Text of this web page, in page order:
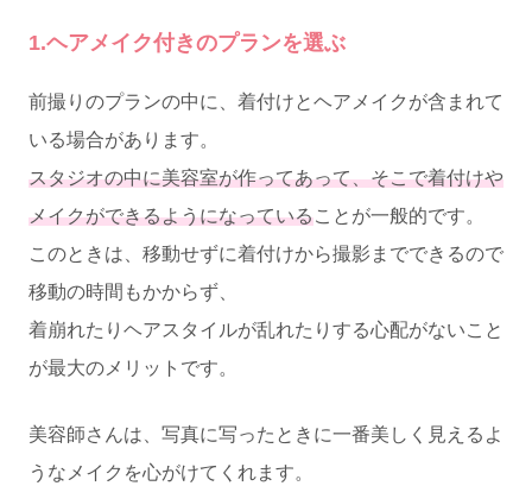
1.ヘアメイク付きのプランを選ぶ
前撮りのプランの中に、着付けとヘアメイクが含まれて
いる場合があります。
スタジオの中に美容室が作ってあって、そこで着付けや
メイクができるようになっていることが一般的です。
このときは、移動せずに着付けから撮影までできるので
移動の時間もかからず、
着崩れたりヘアスタイルが乱れたりする心配がないこと
が最大のメリットです。
美容師さんは、写真に写ったときに一番美しく見えるよ
うなメイクを心がけてくれます。